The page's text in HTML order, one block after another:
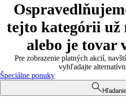
tejto kategórii už
alebo je tovar
Pre zobrazenie platných akcií,
vyhľadajte
Špeciálne ponuky